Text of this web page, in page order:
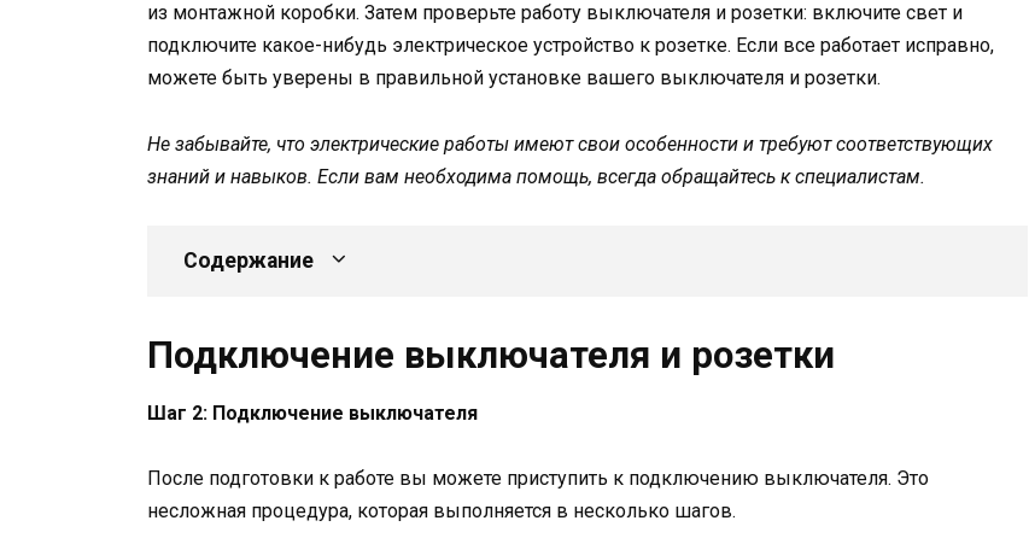
из монтажной коробки. Затем проверьте работу выключателя и розетки: включите свет и
подключите какое-нибудь электрическое устройство к розетке. Если все работает исправно,
можете быть уверены в правильной установке вашего выключателя и розетки.
Не забывайте, что электрические работы имеют свои особенности и требуют соответствующих
знаний и навыков. Если вам необходима помощь, всегда обращайтесь к специалистам.
Содержание
Подключение выключателя и розетки
Шаг 2: Подключение выключателя
После подготовки к работе вы можете приступить к подключению выключателя. Это
несложная процедура, которая выполняется в несколько шагов.